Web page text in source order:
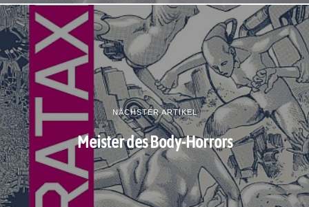
NÄCHSTER ARTIKEL
Meister des Body-Horrors